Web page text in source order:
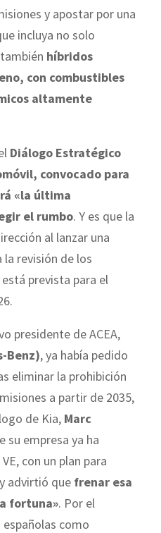
y apostar por una
incluya no solo
híbridos
con combustibles
altamente
Diálogo Estratégico
convocado para
«la última
el rumbo. Y es que la
al lanzar una
la revisión de los
prevista para el
presidente de ACEA,
Benz), ya había pedido
eliminar la prohibición
a partir de 2035,
de Kia, Marc
su empresa ya ha
con un plan para
advirtió que frenar esa
fortuna». Por el
como